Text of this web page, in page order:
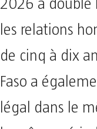
2026 a doublé
les relations
de cinq à dix
Faso a
légal dans le